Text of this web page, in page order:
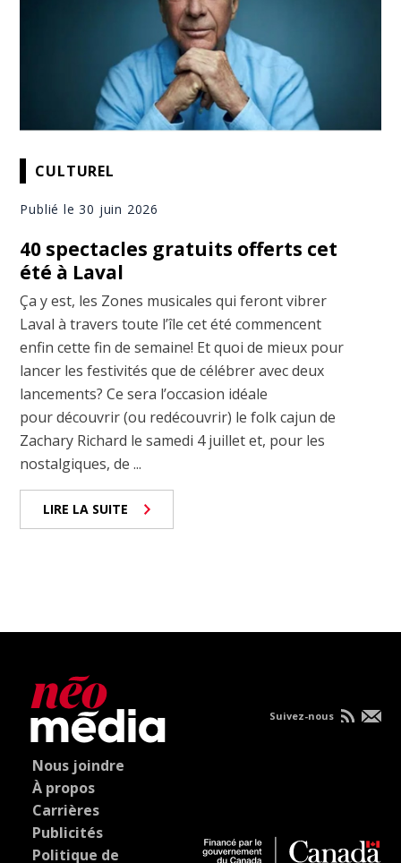
CULTUREL
Publié le 30 juin 2026
40 spectacles gratuits offerts cet
été à Laval
Ça y est, les Zones musicales qui feront vibrer
Laval à travers toute l’île cet été commencent
enfin cette fin de semaine! Et quoi de mieux pour
lancer les festivités que de célébrer avec deux
lancements? Ce sera l’occasion idéale
pour découvrir (ou redécouvrir) le folk cajun de
Zachary Richard le samedi 4 juillet et, pour les
nostalgiques, de ...
LIRE LA SUITE
Nous joindre
À propos
Carrières
Publicités
Politique de
Suivez-nous